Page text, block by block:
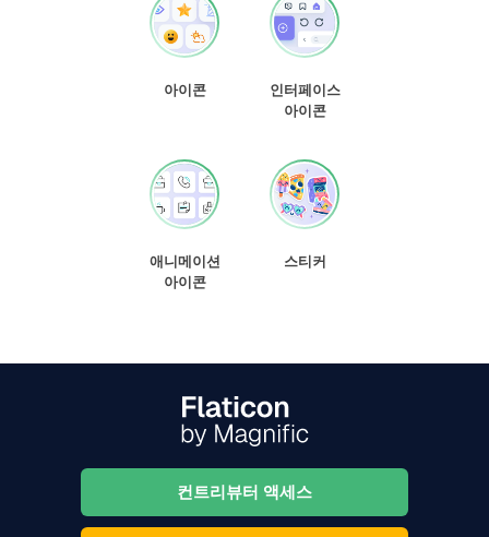
아이콘
인터페이스
아이콘
애니메이션
아이콘
스티커
컨트리뷰터 액세스